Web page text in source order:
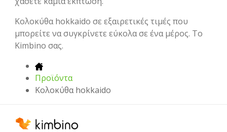
Κολοκύθα hokkaido σε εξαιρετικές τιμές που
μπορείτε να συγκρίνετε εύκολα σε ένα μέρος. Το
Kimbino σας.
Προϊόντα
Κολοκύθα hokkaido